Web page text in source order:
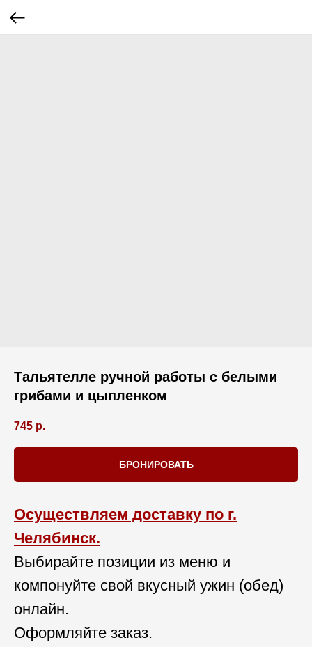
Тальятелле ручной работы с белыми
грибами и цыпленком
745 р.
БРОНИРОВАТЬ
Осуществляем доставку по г.
Челябинск.
Выбирайте позиции из меню и
компонуйте свой вкусный ужин (обед)
онлайн.
Оформляйте заказ.